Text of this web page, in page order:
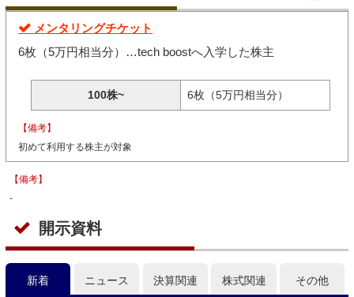
メンタリングチケット
6枚（5万円相当分）…tech boostへ入学した株主
100株~ 6枚（5万円相当分）
【備考】
初めて利用する株主が対象
【備考】
‐
開示資料
新着 ニュース 決算関連 株式関連 その他